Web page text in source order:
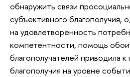
обнаружить связи
субъективного благополучия,
на удовлетворенность
компетентности, помощь
благополучателей приводила
благополучия на уровне